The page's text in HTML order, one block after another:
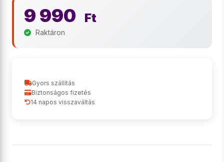
9 990 Ft
Raktáron
Gyors szállítás
Biztonságos fizetés
14 napos visszaváltás